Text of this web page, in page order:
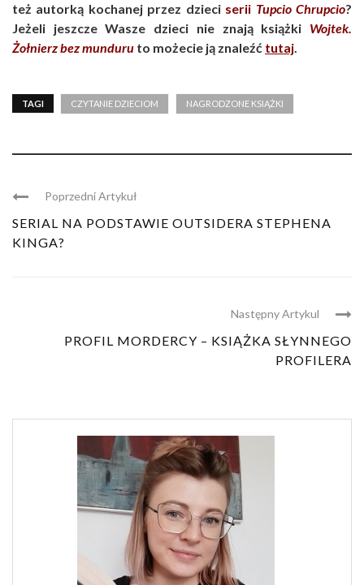
też autorką kochanej przez dzieci serii Tupcio Chrupcio?
Jeżeli jeszcze Wasze dzieci nie znają książki Wojtek.
Żołnierz bez munduru to możecie ją znaleźć tutaj.
TAGI CZYTANIE DZIECIOM NAGRODZONE KSIĄŻKI
Poprzedni Artykuł
SERIAL NA PODSTAWIE OUTSIDERA STEPHENA
KINGA?
Następny Artykul
PROFIL MORDERCY – KSIĄŻKA SŁYNNEGO
PROFILERA